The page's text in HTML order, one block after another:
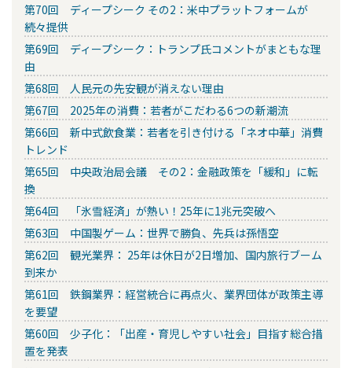
第70回 ディープシーク その2：米中プラットフォームが
続々提供
第69回 ディープシーク：トランプ氏コメントがまともな理
由
第68回 人民元の先安観が消えない理由
第67回 2025年の消費：若者がこだわる6つの新潮流
第66回 新中式飲食業：若者を引き付ける「ネオ中華」消費
トレンド
第65回 中央政治局会議 その2：金融政策を「緩和」に転
換
第64回 「氷雪経済」が熱い！25年に1兆元突破へ
第63回 中国製ゲーム：世界で勝負、先兵は孫悟空
第62回 観光業界： 25年は休日が2日増加、国内旅行ブーム
到来か
第61回 鉄鋼業界：経営統合に再点火、業界団体が政策主導
を要望
第60回 少子化：「出産・育児しやすい社会」目指す総合措
置を発表